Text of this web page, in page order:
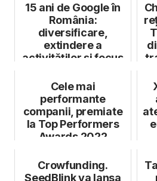
15 ani de Google în
România:
diversificare,
extindere a
activităților și focus
Cele mai
performante
companii, premiate
la Top Performers
Awards 2022
Crowfunding.
SeedBlink va lansa